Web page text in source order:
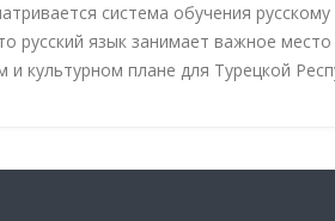
система обучения
русский язык занимает важное
и культурном плане для Турецкой